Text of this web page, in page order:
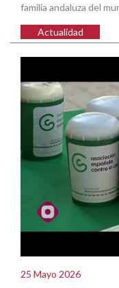
familia andaluza del
Actualidad
25 Mayo 2026